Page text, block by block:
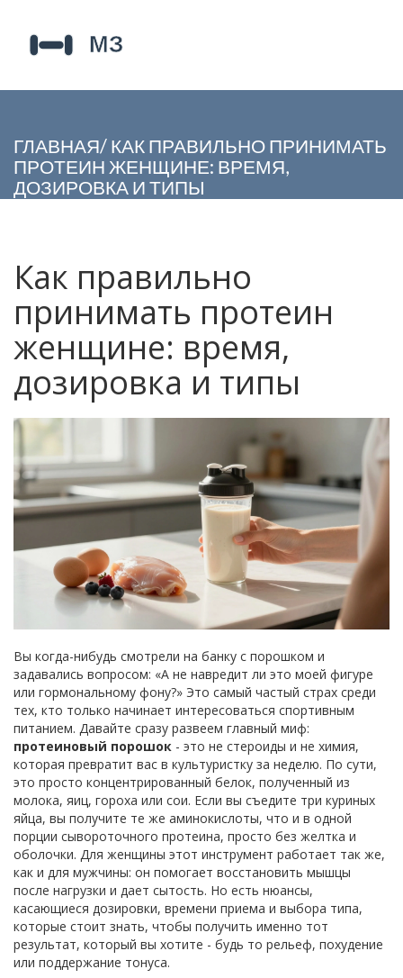
ГЛАВНАЯ/ КАК ПРАВИЛЬНО ПРИНИМАТЬ
ПРОТЕИН ЖЕНЩИНЕ: ВРЕМЯ,
ДОЗИРОВКА И ТИПЫ
Как правильно
принимать протеин
женщине: время,
дозировка и типы
Вы когда-нибудь смотрели на банку с порошком и
задавались вопросом: «А не навредит ли это моей фигуре
или гормональному фону?» Это самый частый страх среди
тех, кто только начинает интересоваться спортивным
питанием. Давайте сразу развеем главный миф:
протеиновый порошок - это не стероиды и не химия,
которая превратит вас в культуристку за неделю. По сути,
это просто концентрированный белок, полученный из
молока, яиц, гороха или сои. Если вы съедите три куриных
яйца, вы получите те же аминокислоты, что и в одной
порции сывороточного протеина, просто без желтка и
оболочки. Для женщины этот инструмент работает так же,
как и для мужчины: он помогает восстановить мышцы
после нагрузки и дает сытость. Но есть нюансы,
касающиеся дозировки, времени приема и выбора типа,
которые стоит знать, чтобы получить именно тот
результат, который вы хотите - будь то рельеф, похудение
или поддержание тонуса.